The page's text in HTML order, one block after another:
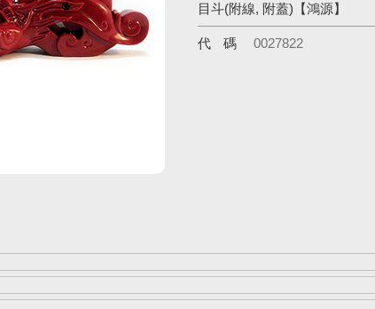
目斗(附線, 附蓋)【鴻源】
代碼 0027822